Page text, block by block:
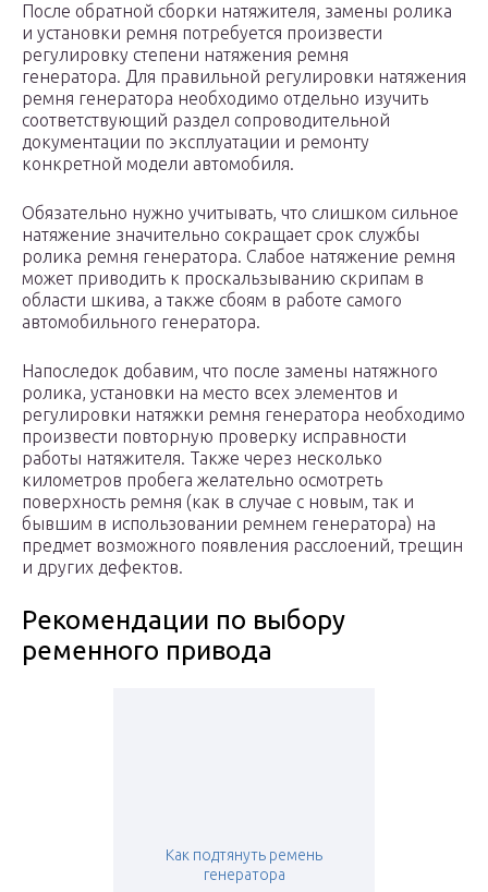
После обратной сборки натяжителя, замены ролика
и установки ремня потребуется произвести
регулировку степени натяжения ремня
генератора. Для правильной регулировки натяжения
ремня генератора необходимо отдельно изучить
соответствующий раздел сопроводительной
документации по эксплуатации и ремонту
конкретной модели автомобиля.
Обязательно нужно учитывать, что слишком сильное
натяжение значительно сокращает срок службы
ролика ремня генератора. Слабое натяжение ремня
может приводить к проскальзыванию скрипам в
области шкива, а также сбоям в работе самого
автомобильного генератора.
Напоследок добавим, что после замены натяжного
ролика, установки на место всех элементов и
регулировки натяжки ремня генератора необходимо
произвести повторную проверку исправности
работы натяжителя. Также через несколько
километров пробега желательно осмотреть
поверхность ремня (как в случае с новым, так и
бывшим в использовании ремнем генератора) на
предмет возможного появления расслоений, трещин
и других дефектов.
Рекомендации по выбору
ременного привода
Как подтянуть ремень
генератора